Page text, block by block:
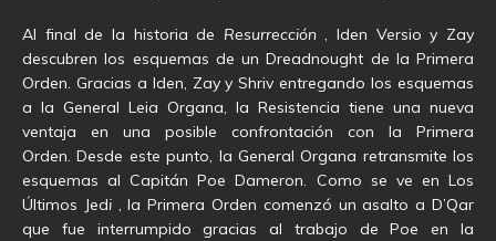
Al final de la historia de Resurrección, Iden Versio y Zay
descubren los esquemas de un Dreadnought de la Primera
Orden. Gracias a Iden, Zay y Shriv entregando los esquemas
a la General Leia Organa, la Resistencia tiene una nueva
ventaja en una posible confrontación con la Primera
Orden. Desde este punto, la General Organa retransmite los
esquemas al Capitán Poe Dameron. Como se ve en Los
Últimos Jedi, la Primera Orden comenzó un asalto a D’Qar
que fue interrumpido gracias al trabajo de Poe en la